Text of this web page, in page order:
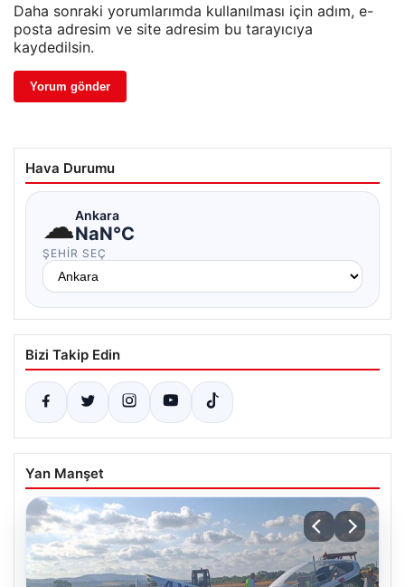
Daha sonraki yorumlarımda kullanılması için adım, e-
posta adresim ve site adresim bu tarayıcıya
kaydedilsin.
Hava Durumu
☁Ankara
NaN°C
ŞEHIR SEÇ
Bizi Takip Edin
Yan Manşet